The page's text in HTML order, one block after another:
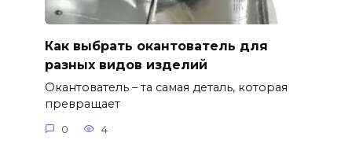
Как выбрать окантователь для
разных видов изделий
Окантователь – та самая деталь, которая
превращает
0 4